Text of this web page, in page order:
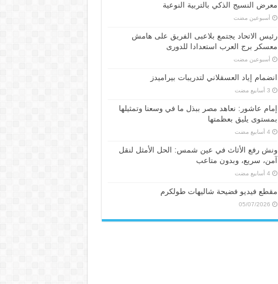
معرض النسيج الذكي بالتربية النوعية
‏أسبوعين مضت
رئيس الاتحاد يجتمع بلاعبى الفريق على هامش
معسكر برج العرب استعدادا للدورى
‏أسبوعين مضت
انضمام إياد العسقلاني لتدريبات بيراميدز
إمام عاشور: نعاهد مصر ببذل ما في وسعنا وتمثيلها
بمستوى يليق بعظمتها
ونش رفع الأثاث في عين شمس: الحل الأمثل لنقل
آمن، سريع، وبدون متاعب
مقطع فيديو فضيحة شاليهات طولكرم
05/07/2026